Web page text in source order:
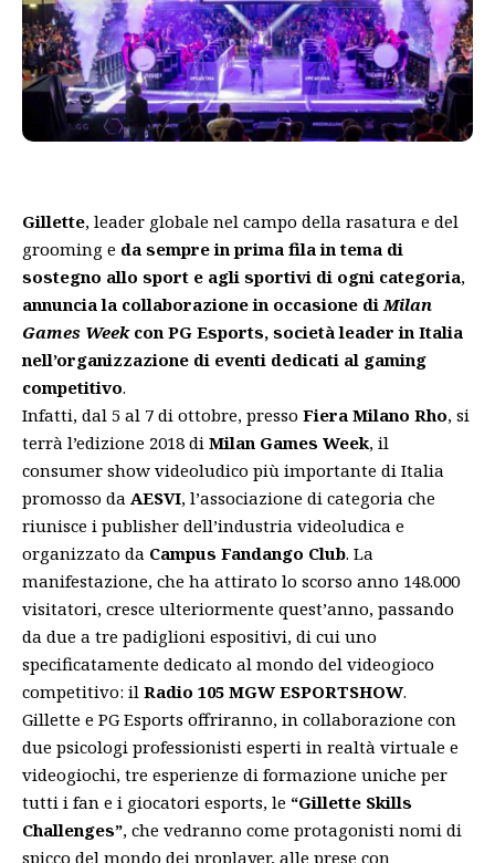
Gillette, leader globale nel campo della rasatura e del
grooming e da sempre in prima fila in tema di
sostegno allo sport e agli sportivi di ogni categoria,
annuncia la collaborazione in occasione diMilan
Games Weekcon PG Esports, società leader in Italia
nell’organizzazione di eventi dedicati al gaming
competitivo.
Infatti, dal 5 al 7 di ottobre, presso Fiera Milano Rho, si
terrà l’edizione 2018 di Milan Games Week, il
consumer show videoludico più importante di Italia
promosso da AESVI, l’associazione di categoria che
riunisce i publisher dell’industria videoludica e
organizzato da Campus Fandango Club. La
manifestazione, che ha attirato lo scorso anno 148.000
visitatori, cresce ulteriormente quest’anno, passando
da due a tre padiglioni espositivi, di cui uno
specificatamente dedicato al mondo del videogioco
competitivo: il Radio 105 MGW ESPORTSHOW.
Gillette e PG Esports offriranno, in collaborazione con
due psicologi professionisti esperti in realtà virtuale e
videogiochi, tre esperienze di formazione uniche per
tutti i fan e i giocatori esports, le “Gillette Skills
Challenges”, che vedranno come protagonisti nomi di
spicco del mondo dei proplayer, alle prese con